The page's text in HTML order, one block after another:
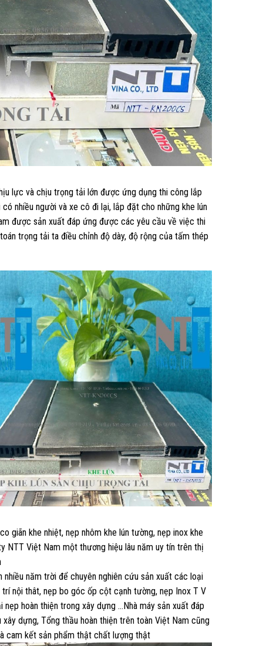
lực và chịu trọng tải lớn được ứng dụng thi công lắp
nhiều người và xe cô đi lại, lắp đặt cho những khe lún
được sản xuất đáp ứng được các yêu cầu về việc thi
trọng tải ta điều chỉnh độ dày, độ rộng của tấm thép
giãn khe nhiệt, nẹp nhôm khe lún tường, nẹp inox khe
NTT Việt Nam một thương hiệu lâu năm uy tín trên thị
năm trời để chuyên nghiên cứu sản xuất các loại
nội thât, nẹp bo góc ốp cột cạnh tường, nẹp Inox T V
hoàn thiện trong xây dựng …Nhà máy sản xuất đáp
dựng, Tổng thầu hoàn thiện trên toàn Việt Nam cũng
cam kết sản phẩm thật chất lượng thật